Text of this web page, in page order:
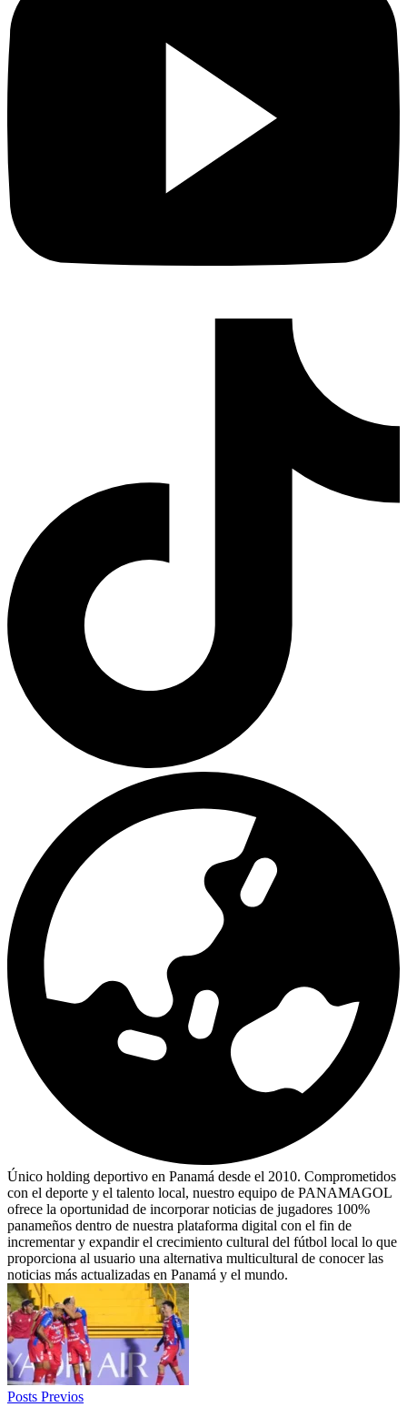
Único holding deportivo en Panamá desde el 2010. Comprometidos
con el deporte y el talento local, nuestro equipo de PANAMAGOL
ofrece la oportunidad de incorporar noticias de jugadores 100%
panameños dentro de nuestra plataforma digital con el fin de
incrementar y expandir el crecimiento cultural del fútbol local lo que
proporciona al usuario una alternativa multicultural de conocer las
noticias más actualizadas en Panamá y el mundo.
Posts Previos